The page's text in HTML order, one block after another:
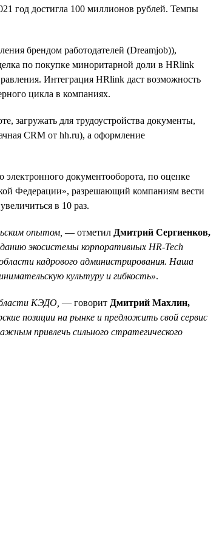
год достигла 100 миллионов рублей. Темпы
брендом работодателей (Dreamjob)),
по покупке миноритарной доли в HRlink
Интеграция HRlink даст возможность
цикла в компаниях.
загружать для трудоустройства документы,
CRM от hh.ru), а оформление
документооборота, по оценке
Федерации», разрешающий компаниям вести
в 10 раз.
опытом, — отметил Дмитрий Сергиенков,
экосистемы корпоративных HR-Tech
кадрового администрирования. Наша
культуру и гибкость».
КЭДО, — говорит Дмитрий Махлин,
позиции на рынке и предложить свой сервис
привлечь сильного стратегического